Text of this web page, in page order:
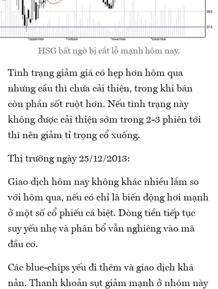
HSG bất ngờ bị cắt lỗ mạnh hôm nay.
Tình trạng giảm giá có hẹp hơn hôm qua
nhưng cầu thì chưa cải thiện, trong khi bán
còn phần sốt ruột hơn. Nếu tình trạng này
không được cải thiện sớm trong 2-3 phiên tới
thì nên giảm tỉ trọng cổ xuống.
Thị trường ngày 25/12/2013:
Giao dịch hôm nay không khác nhiều lắm so
với hôm qua, nếu có chỉ là biến động hơi mạnh
ở một số cổ phiếu cá biệt. Dòng tiền tiếp tục
suy yếu nhẹ và phân bổ vẫn nghiêng vào mã
đầu cơ.
Các blue-chips yếu đi thêm và giao dịch khá
nản. Thanh khoản sụt giảm mạnh ở nhóm này